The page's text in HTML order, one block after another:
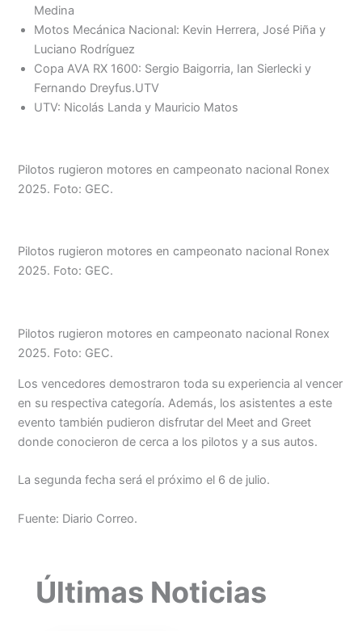
Medina
Motos Mecánica Nacional: Kevin Herrera, José Piña y
Luciano Rodríguez
Copa AVA RX 1600: Sergio Baigorria, Ian Sierlecki y
Fernando Dreyfus.UTV
UTV: Nicolás Landa y Mauricio Matos
Pilotos rugieron motores en campeonato nacional Ronex
2025. Foto: GEC.
Pilotos rugieron motores en campeonato nacional Ronex
2025. Foto: GEC.
Pilotos rugieron motores en campeonato nacional Ronex
2025. Foto: GEC.
Los vencedores demostraron toda su experiencia al vencer
en su respectiva categoría. Además, los asistentes a este
evento también pudieron disfrutar del Meet and Greet
donde conocieron de cerca a los pilotos y a sus autos.
La segunda fecha será el próximo el 6 de julio.
Fuente: Diario Correo.
Últimas Noticias